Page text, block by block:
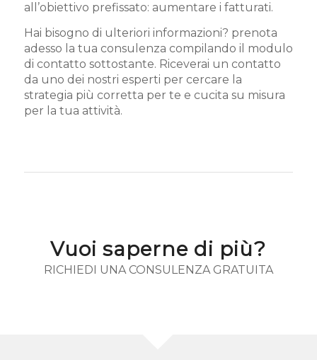
all’obiettivo prefissato: aumentare i fatturati.
Hai bisogno di ulteriori informazioni? prenota
adesso la tua consulenza compilando il modulo
di contatto sottostante. Riceverai un contatto
da uno dei nostri esperti per cercare la
strategia più corretta per te e cucita su misura
per la tua attività.
Vuoi saperne di più?
RICHIEDI UNA CONSULENZA GRATUITA